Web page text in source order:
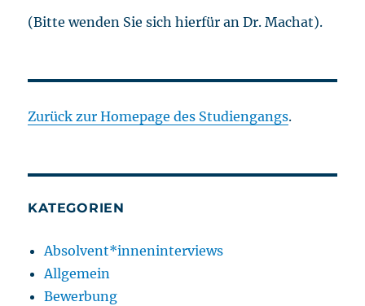
(Bitte wenden Sie sich hierfür an Dr. Machat).
Zurück zur Homepage des Studiengangs.
KATEGORIEN
Absolvent*inneninterviews
Allgemein
Bewerbung